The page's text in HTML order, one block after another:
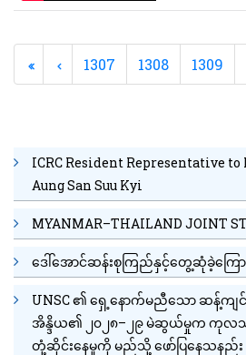
1307 1308 1309
ICRC Resident Representative
Aung San Suu Kyi
MYANMAR–THAILAND JOINT
ဒေါ်အောင်ဆန်းစုကြည်နှင့်တွေ့ဆုံခဲ့ကြေ
UNSC ၏ ရှေ့နောက်မညီသော ဆန့်က
အိန္ဒိယ၏ ၂၀၂၈–၂၉ မဲဆွယ်မှုက ကုလသမဂ္
တုံ့ဆိုင်းနေမှုကို မည်သို့ ဖော်ပြနေသနည်း